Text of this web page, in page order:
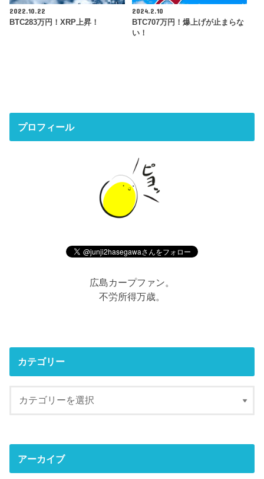
2022.10.22
BTC283万円！XRP上昇！
2024.2.10
BTC707万円！爆上げが止まらな
い！
プロフィール
広島カープファン。
不労所得万歳。
カテゴリー
アーカイブ